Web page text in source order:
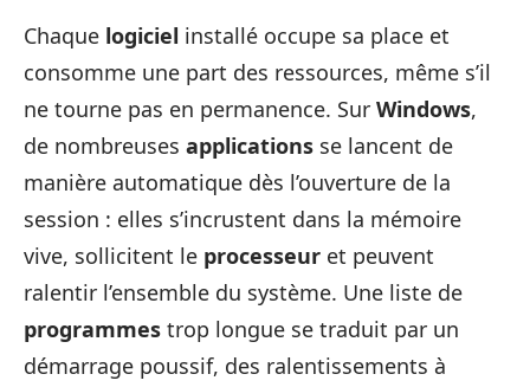
Chaque logiciel installé occupe sa place et
consomme une part des ressources, même s’il
ne tourne pas en permanence. Sur Windows,
de nombreuses applications se lancent de
manière automatique dès l’ouverture de la
session : elles s’incrustent dans la mémoire
vive, sollicitent le processeur et peuvent
ralentir l’ensemble du système. Une liste de
programmes trop longue se traduit par un
démarrage poussif, des ralentissements à